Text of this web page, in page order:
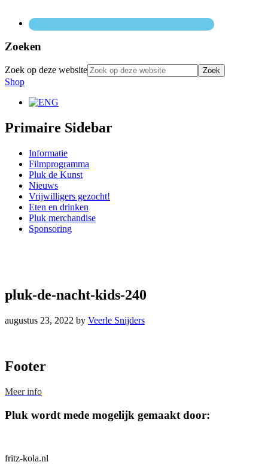
Zoeken
Zoek op deze website
Shop
Primaire Sidebar
Informatie
Filmprogramma
Pluk de Kunst
Nieuws
Vrijwilligers gezocht!
Eten en drinken
Pluk merchandise
Sponsoring
pluk-de-nacht-kids-240
augustus 23, 2022 by Veerle Snijders
Footer
Meer info
Pluk wordt mede mogelijk gemaakt door:
fritz-kola.nl